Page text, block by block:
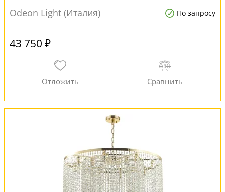
Odeon Light (Италия) По запросу
43 750 ₽